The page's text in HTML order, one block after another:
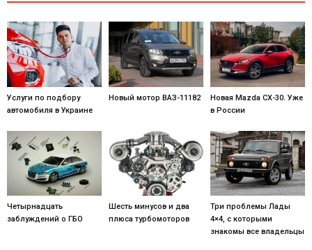
Услуги по подбору
автомобиля в Украине
Новый мотор ВАЗ-11182
Новая Mazda CX-30. Уже
в России
Четырнадцать
заблуждений о ГБО
Шесть минусов и два
плюса турбомоторов
Три проблемы Лады
4×4, с которыми
знакомы все владельцы